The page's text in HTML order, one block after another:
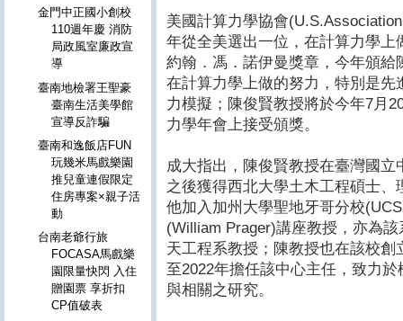
美國計算力學協會
年從全美選出一位，在計算力學
約翰．馮．諾伊曼獎章，今年頒
在計算力學上做的努力，特別是
力模擬；陳俊賢教授將於今年7月
力學年會上接受頒獎。
成大指出，陳俊賢教授在臺灣國
之後獲得西北大學土木工程碩士
他加入加州大學聖地牙哥分校
(William Prager)講座教授，亦為
天工程系教授；陳教授也在該校
至2022年擔任該中心主任，致力
與相關之研究。
金門中正國小創校
110週年慶 消防
局政風室廉政宣
導
臺南地檢署王聖豪
臺南生活美學館
宣導反詐騙
臺南和逸飯店FUN
玩幾米馬戲樂園
推兒童連假限定
住房專案×親子活
動
台南老爺行旅
FOCASA馬戲樂
園限量快閃 入住
贈園票 享折扣
CP值破表